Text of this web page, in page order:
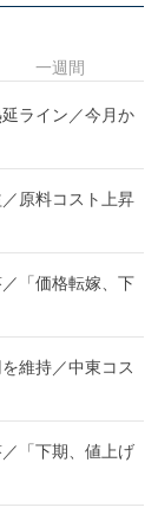
ライン／今月か
原料コスト上昇
「価格転嫁、下
維持／中東コス
「下期、値上げ
一週間